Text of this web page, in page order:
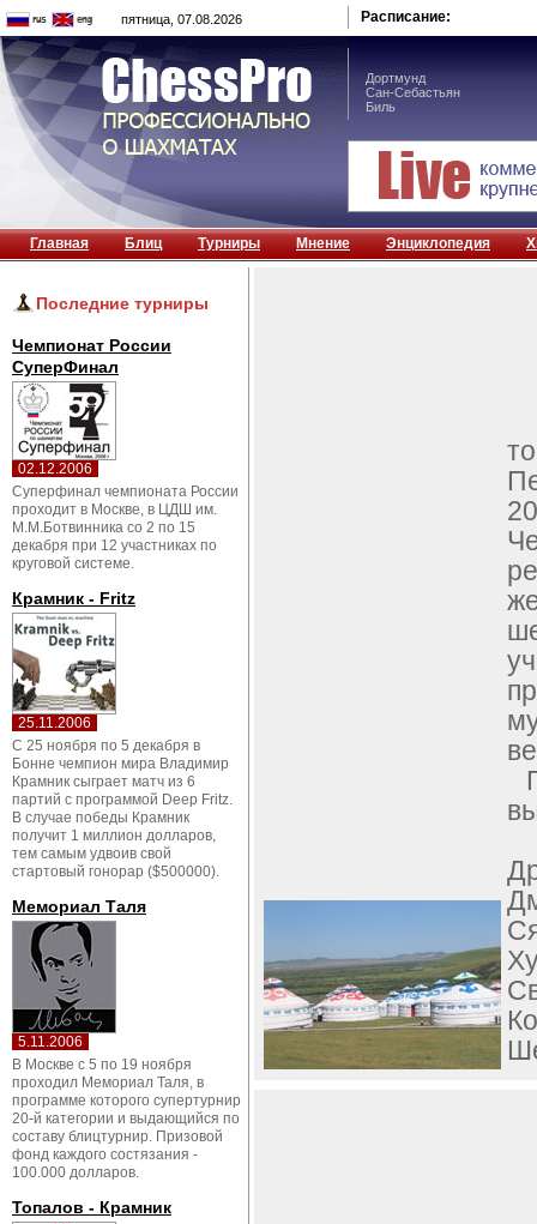
пятница, 07.08.2026 Расписание:
Дортмунд
Сан-Себастьян
Биль
Главная Блиц Турниры Мнение Энциклопедия
Последние турниры
Чемпионат России
СуперФинал
02.12.2006
Суперфинал чемпионата России
проходит в Москве, в ЦДШ им.
М.М.Ботвинника со 2 по 15
декабря при 12 участниках по
круговой системе.
Крамник - Fritz
25.11.2006
С 25 ноября по 5 декабря в
Бонне чемпион мира Владимир
Крамник сыграет матч из 6
партий с программой Deep Fritz.
В случае победы Крамник
получит 1 миллион долларов,
тем самым удвоив свой
стартовый гонорар ($500000).
Мемориал Таля
5.11.2006
В Москве с 5 по 19 ноября
проходил Мемориал Таля, в
программе которого супертурнир
20-й категории и выдающийся по
составу блицтурнир. Призовой
фонд каждого состязания -
100.000 долларов.
Топалов - Крамник